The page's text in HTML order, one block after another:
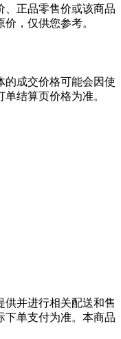
、正品零售价或该商品
，仅供您参考。
的成交价格可能会因使
结算页价格为准。
供并进行相关配送和售
下单支付为准。本商品